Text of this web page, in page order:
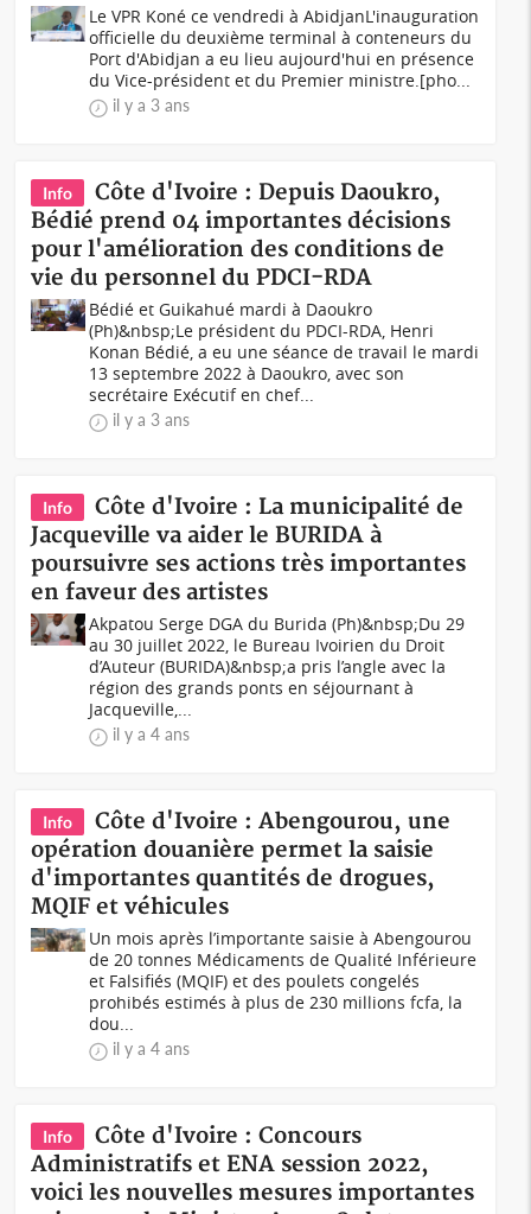
Le VPR Koné ce vendredi à AbidjanL'inauguration
officielle du deuxième terminal à conteneurs du
Port d'Abidjan a eu lieu aujourd'hui en présence
du Vice-président et du Premier ministre.[pho...
il y a 3 ans
Info
Côte d'Ivoire : Depuis Daoukro,
Bédié prend 04 importantes décisions
pour l'amélioration des conditions de
vie du personnel du PDCI-RDA
Bédié et Guikahué mardi à Daoukro
(Ph)&nbsp;Le président du PDCI-RDA, Henri
Konan Bédié, a eu une séance de travail le mardi
13 septembre 2022 à Daoukro, avec son
secrétaire Exécutif en chef...
il y a 3 ans
Info
Côte d'Ivoire : La municipalité de
Jacqueville va aider le BURIDA à
poursuivre ses actions très importantes
en faveur des artistes
Akpatou Serge DGA du Burida (Ph)&nbsp;Du 29
au 30 juillet 2022, le Bureau Ivoirien du Droit
d’Auteur (BURIDA)&nbsp;a pris l’angle avec la
région des grands ponts en séjournant à
Jacqueville,...
il y a 4 ans
Info
Côte d'Ivoire : Abengourou, une
opération douanière permet la saisie
d'importantes quantités de drogues,
MQIF et véhicules
Un mois après l’importante saisie à Abengourou
de 20 tonnes Médicaments de Qualité Inférieure
et Falsifiés (MQIF) et des poulets congelés
prohibés estimés à plus de 230 millions fcfa, la
dou...
il y a 4 ans
Info
Côte d'Ivoire : Concours
Administratifs et ENA session 2022,
voici les nouvelles mesures importantes